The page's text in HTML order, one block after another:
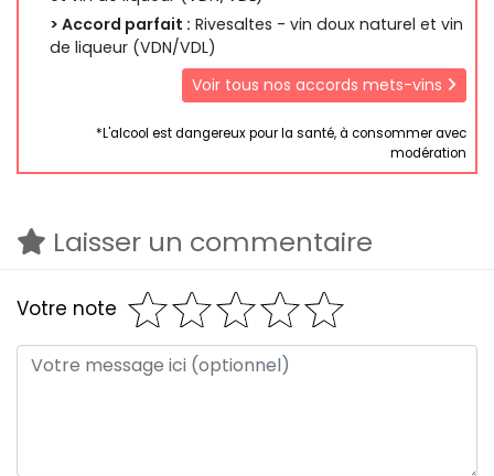
> Accord parfait : Rivesaltes - vin doux naturel et vin
de liqueur (VDN/VDL)
Voir tous nos accords mets-vins
*L'alcool est dangereux pour la santé, à consommer avec
modération
Laisser un commentaire
Votre note